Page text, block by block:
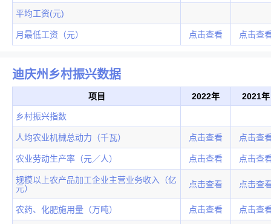
平均工资(元)
月最低工资（元） 点击查看 点击查
迪庆州乡村振兴数据
项目 2022年 2021年
乡村振兴指数
人均农业机械总动力（千瓦） 点击查看 点击查
农业劳动生产率（元／人） 点击查看 点击查
规模以上农产品加工企业主营业务收入（亿
元）
点击查看 点击查
农药、化肥施用量（万吨） 点击查看 点击查